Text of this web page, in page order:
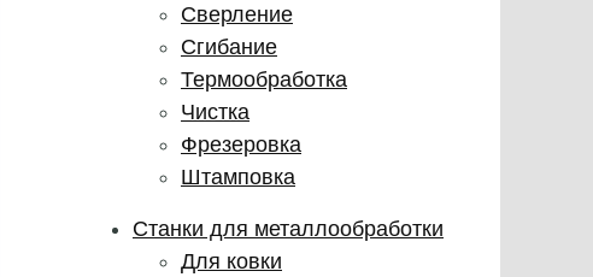
Сверление
Сгибание
Термообработка
Чистка
Фрезеровка
Штамповка
Станки для металлообработки
Для ковки